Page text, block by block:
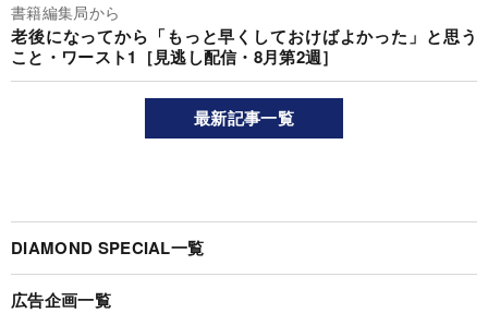
書籍編集局から
老後になってから「もっと早くしておけばよかった」と思う
こと・ワースト1［見逃し配信・8月第2週］
最新記事一覧
DIAMOND SPECIAL一覧
広告企画一覧